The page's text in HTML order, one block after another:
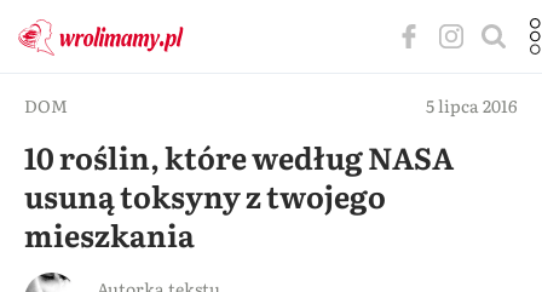
DOM 5 lipca 2016
10 roślin, które według NASA
usuną toksyny z twojego
mieszkania